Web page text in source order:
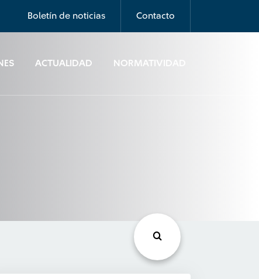
Boletín de noticias Contacto
ACTUALIDAD NORMATIVIDAD